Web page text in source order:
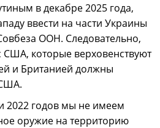
в декабре 2025 года,
ввести на части Украины
ООН. Следовательно,
США, которые верховенствуют
и Британией должны
2022 годов мы не имеем
оружие на территорию